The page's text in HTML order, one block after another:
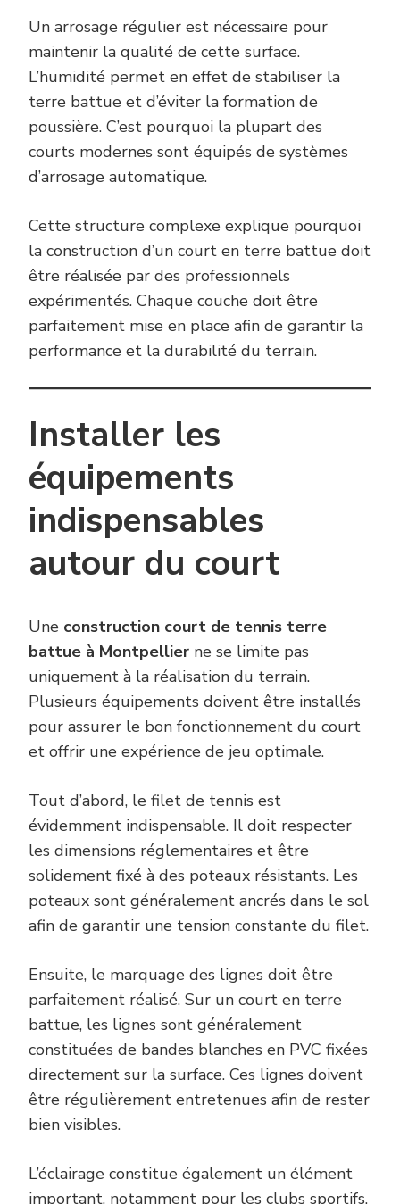
Un arrosage régulier est nécessaire pour
maintenir la qualité de cette surface.
L’humidité permet en effet de stabiliser la
terre battue et d’éviter la formation de
poussière. C’est pourquoi la plupart des
courts modernes sont équipés de systèmes
d’arrosage automatique.
Cette structure complexe explique pourquoi
la construction d’un court en terre battue doit
être réalisée par des professionnels
expérimentés. Chaque couche doit être
parfaitement mise en place afin de garantir la
performance et la durabilité du terrain.
Installer les
équipements
indispensables
autour du court
Une construction court de tennis terre
battue à Montpellier ne se limite pas
uniquement à la réalisation du terrain.
Plusieurs équipements doivent être installés
pour assurer le bon fonctionnement du court
et offrir une expérience de jeu optimale.
Tout d’abord, le filet de tennis est
évidemment indispensable. Il doit respecter
les dimensions réglementaires et être
solidement fixé à des poteaux résistants. Les
poteaux sont généralement ancrés dans le sol
afin de garantir une tension constante du filet.
Ensuite, le marquage des lignes doit être
parfaitement réalisé. Sur un court en terre
battue, les lignes sont généralement
constituées de bandes blanches en PVC fixées
directement sur la surface. Ces lignes doivent
être régulièrement entretenues afin de rester
bien visibles.
L’éclairage constitue également un élément
important, notamment pour les clubs sportifs.